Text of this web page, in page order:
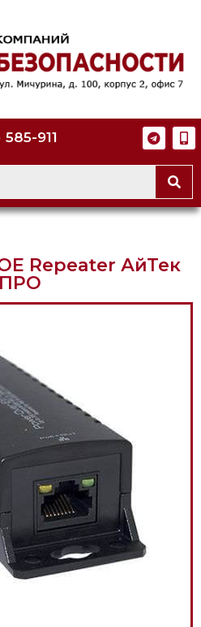
911
Repeater АйТек
ПРО